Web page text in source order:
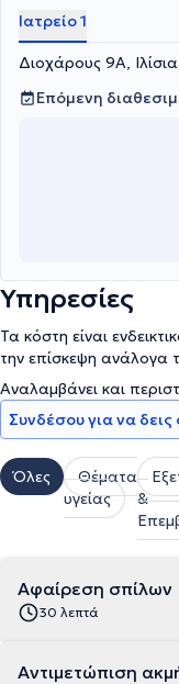
Ιατρείο 1
Διοχάρους 9Α,
Επόμενη
Υπηρεσίες
Τα κόστη είναι
την επίσκεψη ανάλογα
Αναλαμβάνει και
Συνδέσου για να
Όλες
Θέματα
υγείας
&
Αφαίρεση σπίλων
30 λεπτά
Αντιμετώπιση